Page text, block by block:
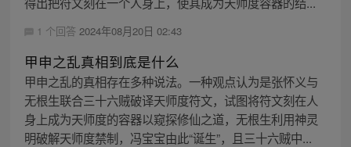
1 个回答 2024年08月20日 02:43
甲申之乱真相到底是什么
甲申之乱的真相存在多种说法。一种观点认为是张怀义与
无根生联合三十六贼破译天师度符文，试图将符文刻在人
身上成为天师度的容器以窥探修仙之道，无根生利用神灵
明破解天师度禁制，冯宝宝由此“诞生”，且三十六贼中...